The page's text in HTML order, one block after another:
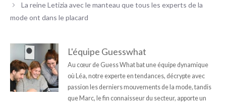
La reine Letizia avec le manteau que tous les experts de la
mode ont dans le placard
L'équipe Guesswhat
Au cœur de Guess What bat une équipe dynamique
où Léa, notre experte en tendances, décrypte avec
passion les derniers mouvements de la mode, tandis
que Marc, le fin connaisseur du secteur, apporte un